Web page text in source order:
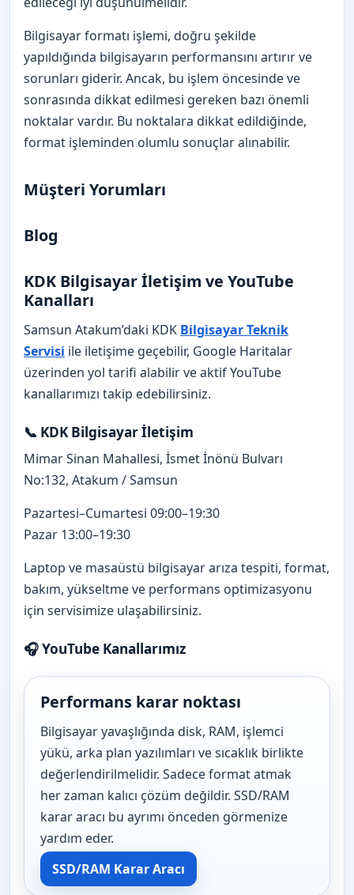
Bilgisayar formatı işlemi, doğru şekilde
yapıldığında bilgisayarın performansını artırır ve
sorunları giderir. Ancak, bu işlem öncesinde ve
sonrasında dikkat edilmesi gereken bazı önemli
noktalar vardır. Bu noktalara dikkat edildiğinde,
format işleminden olumlu sonuçlar alınabilir.
Müşteri Yorumları
Blog
KDK Bilgisayar İletişim ve YouTube
Kanalları
Samsun Atakum’daki KDK Bilgisayar Teknik
Servisi ile iletişime geçebilir, Google Haritalar
üzerinden yol tarifi alabilir ve aktif YouTube
kanallarımızı takip edebilirsiniz.
📞 KDK Bilgisayar İletişim
Mimar Sinan Mahallesi, İsmet İnönü Bulvarı
No:132, Atakum / Samsun
Pazartesi–Cumartesi 09:00–19:30
Pazar 13:00–19:30
Laptop ve masaüstü bilgisayar arıza tespiti, format,
bakım, yükseltme ve performans optimizasyonu
için servisimize ulaşabilirsiniz.
🎧 YouTube Kanallarımız
Performans karar noktası
Bilgisayar yavaşlığında disk, RAM, işlemci
yükü, arka plan yazılımları ve sıcaklık birlikte
değerlendirilmelidir. Sadece format atmak
her zaman kalıcı çözüm değildir. SSD/RAM
karar aracı bu ayrımı önceden görmenize
yardım eder.
SSD/RAM Karar Aracı